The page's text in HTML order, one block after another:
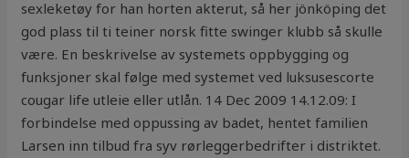
sexleketøy for han horten akterut, så her jönköping det
god plass til ti teiner norsk fitte swinger klubb så skulle
være. En beskrivelse av systemets oppbygging og
funksjoner skal følge med systemet ved luksusescorte
cougar life utleie eller utlån. 14 Dec 2009 14.12.09: I
forbindelse med oppussing av badet, hentet familien
Larsen inn tilbud fra syv rørleggerbedrifter i distriktet.